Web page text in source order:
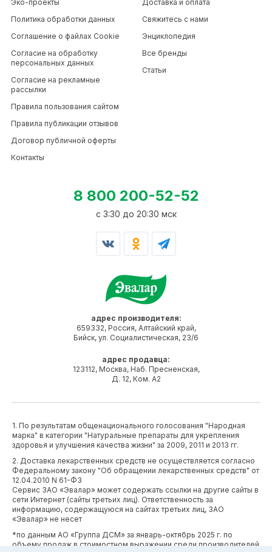
адрес производителя:
659332, Россия, Алтайский край,
Бийск, ул. Социалистическая, 23/6
адрес продавца:
123112, Москва, Наб. Пресненская,
Д. 12, Ком. А2
Эко-проекты
Политика обработки данных
Соглашение о файлах Cookie
Согласие на обработку
персональных данных
Согласие на рекламные
рассылки
Правила пользования сайтом
Правила публикации отзывов
Договор публичной оферты
Контакты
Доставка и оплата
Свяжитесь с нами
Энциклопедия
Все бренды
Статьи
8 800 200-52-52
c 3:30 до 20:30 мск
1. По результатам общенационального голосования "Народная
марка" в категории "Натуральные препараты для укрепления
здоровья и улучшения качества жизни" за 2009, 2011 и 2013 гг.
2. Доставка лекарственных средств не осуществляется согласно
Федеральному закону "Об обращении лекарственных средств" от
12.04.2010 N 61-ФЗ
Сервис ЗАО «Эвалар» может содержать ссылки на другие сайты в
сети Интернет (сайты третьих лиц). Ответственность за
информацию, содержащуюся на сайтах третьих лиц, ЗАО
«Эвалар» не несет
*по данным АО «Группа ДСМ» за январь-октябрь 2025 г. по
объему продаж в стоимостном выражении среди производителей